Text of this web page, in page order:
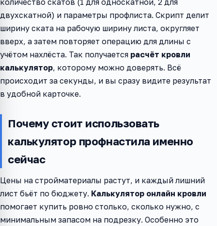
количество скатов (1 для односкатной, 2 для
двухскатной) и параметры профлиста. Скрипт делит
ширину ската на рабочую ширину листа, округляет
вверх, а затем повторяет операцию для длины с
учётом нахлёста. Так получается расчёт кровли
калькулятор, которому можно доверять. Всё
происходит за секунды, и вы сразу видите результат
в удобной карточке.
Почему стоит использовать
калькулятор профнастила именно
сейчас
Цены на стройматериалы растут, и каждый лишний
лист бьёт по бюджету. Калькулятор онлайн кровли
помогает купить ровно столько, сколько нужно, с
минимальным запасом на подрезку. Особенно это